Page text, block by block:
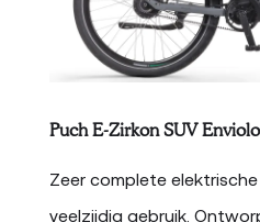
Puch E-Zirkon SUV
Zeer complete
veelzijdig gebruik.